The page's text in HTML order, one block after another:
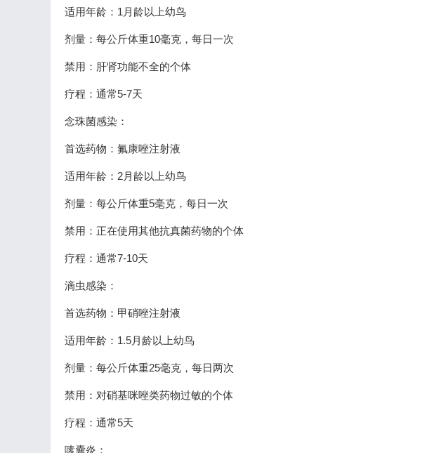
适用年龄：1月龄以上幼鸟
剂量：每公斤体重10毫克，每日一次
禁用：肝肾功能不全的个体
疗程：通常5-7天
念珠菌感染：
首选药物：氟康唑注射液
适用年龄：2月龄以上幼鸟
剂量：每公斤体重5毫克，每日一次
禁用：正在使用其他抗真菌药物的个体
疗程：通常7-10天
滴虫感染：
首选药物：甲硝唑注射液
适用年龄：1.5月龄以上幼鸟
剂量：每公斤体重25毫克，每日两次
禁用：对硝基咪唑类药物过敏的个体
疗程：通常5天
嗉囊炎：